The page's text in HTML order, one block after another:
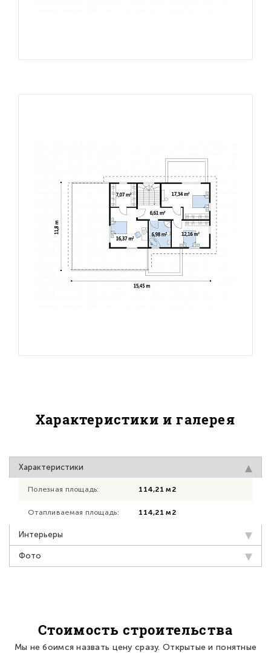
Характеристики и галерея
Характеристики
Полезная площадь: 114,21 м2
Отапливаемая площадь: 114,21 м2
Интерьеры
Фото
Стоимость строительства
Мы не боимся назвать цену сразу. Открытые и понятные